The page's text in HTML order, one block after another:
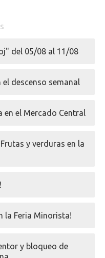
del 05/08 al 11/08
el descenso semanal
en el Mercado Central
y verduras en la
la Feria Minorista!
y bloqueo de